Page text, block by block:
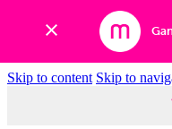
Skip to content Skip to